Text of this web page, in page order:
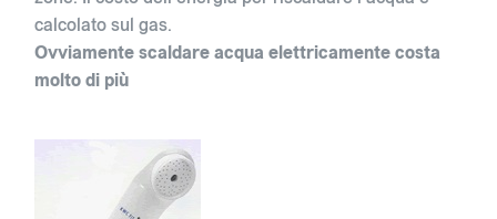
calcolato sul gas.
Ovviamente scaldare acqua elettricamente costa
molto di più